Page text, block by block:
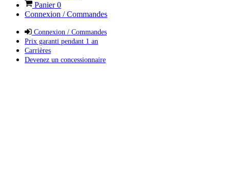
Panier0
Connexion / Commandes
Connexion / Commandes
Prix garanti pendant 1 an
Carrières
Devenez un concessionnaire